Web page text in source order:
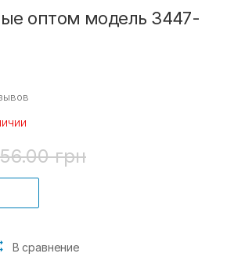
оптом модель 3447-
грн
В сравнение